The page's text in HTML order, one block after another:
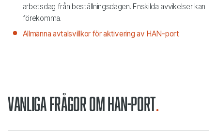
arbetsdag från beställningsdagen. Enskilda avvikelser kan
förekomma.
Allmänna avtalsvillkor för aktivering av HAN-port
Vanliga frågor om HAN-port